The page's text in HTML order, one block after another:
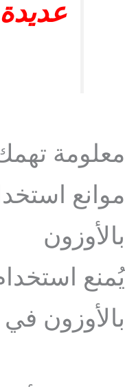
عديدة
معلومة
موانع
بالأوزون
يُمنع
بالأوزون في